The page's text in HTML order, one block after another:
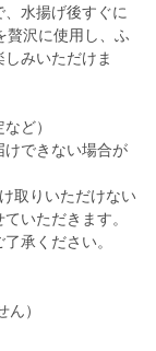
水揚げ後すぐに
贅沢に使用し、ふ
みいただけま
ど）
けできない場合が
取りいただけない
いただきます。
承ください。
）